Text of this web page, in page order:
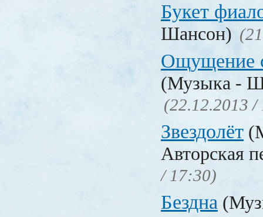
Букет
Шансон)
Ощущение
(Музыка -
(22.12.2013 /
Звездолёт
Авторская
/ 17:30)
Бездна